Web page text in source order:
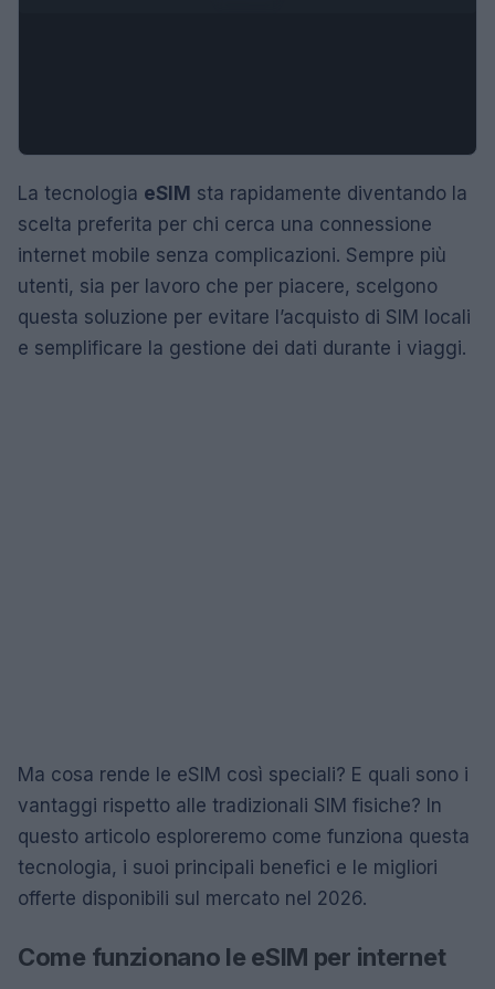
La tecnologia eSIM sta rapidamente diventando la
scelta preferita per chi cerca una connessione
internet mobile senza complicazioni. Sempre più
utenti, sia per lavoro che per piacere, scelgono
questa soluzione per evitare l’acquisto di SIM locali
e semplificare la gestione dei dati durante i viaggi.
Ma cosa rende le eSIM così speciali? E quali sono i
vantaggi rispetto alle tradizionali SIM fisiche? In
questo articolo esploreremo come funziona questa
tecnologia, i suoi principali benefici e le migliori
offerte disponibili sul mercato nel 2026.
Come funzionano le eSIM per internet